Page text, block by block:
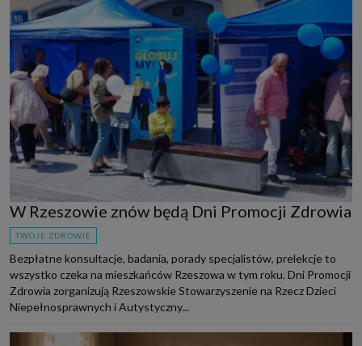
W Rzeszowie znów będą Dni Promocji Zdrowia
TWOJE ZDROWIE
Bezpłatne konsultacje, badania, porady specjalistów, prelekcje to
wszystko czeka na mieszkańców Rzeszowa w tym roku. Dni Promocji
Zdrowia zorganizują Rzeszowskie Stowarzyszenie na Rzecz Dzieci
Niepełnosprawnych i Autystyczny...